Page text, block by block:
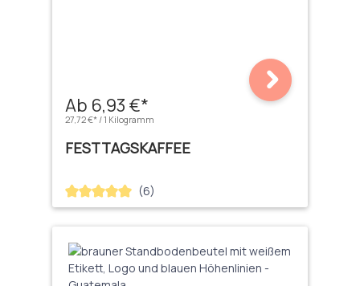
Ab 6,93 €*
27,72 €* / 1 Kilogramm
FESTTAGSKAFFEE
Durchschnittliche Bewertung von 5 von 5 Sternen
(6)